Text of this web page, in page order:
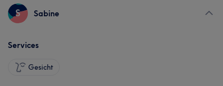
S Sabine
Services
Gesicht